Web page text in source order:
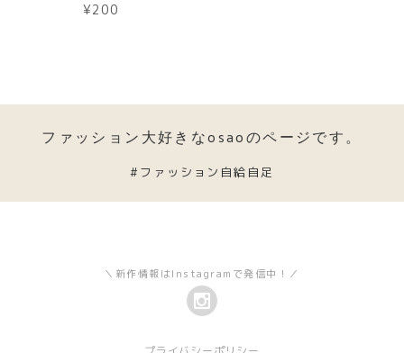
¥200
ファッション大好きなosaoのページです。
#ファッション自給自足
＼新作情報はInstagramで発信中！／